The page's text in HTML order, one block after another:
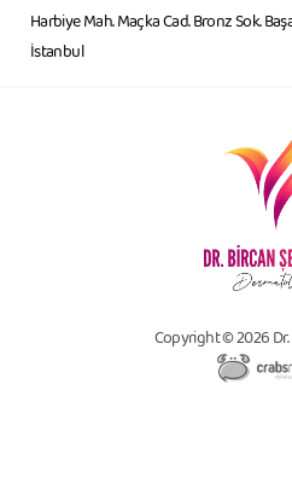
Harbiye Mah. Maçka Cad. Bronz Sok.
İstanbul
Copyright © 2026